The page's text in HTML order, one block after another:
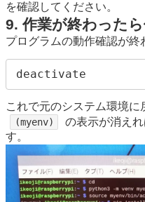
を確認してください。
9. 作業が終わった
プログラムの動作確認が終
これで元のシステム環境に
(myenv)
の表示が消え
す。